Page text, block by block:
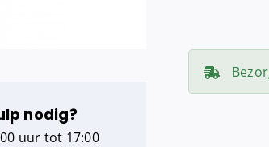
nodig?
uur tot 17:00